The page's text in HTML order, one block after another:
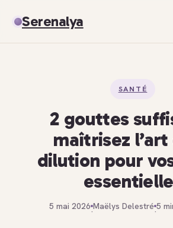
Serenalya
Spiritualité
Développement personnel
SANTÉ
2 gouttes
maîtrisez l’art
dilution pour
5 mai 2026
·
Maëlys Delestré
·
5